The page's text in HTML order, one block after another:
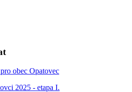
obec Opatovec
2025 - etapa I.